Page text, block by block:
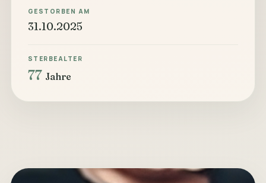
GESTORBEN AM
31.10.2025
STERBEALTER
77 Jahre